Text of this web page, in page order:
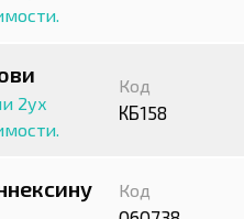
2ух
Код
КБ158
Код